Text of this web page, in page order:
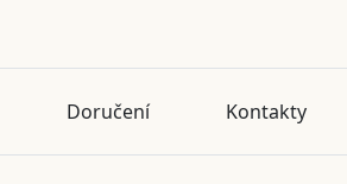
Doručení Kontakty